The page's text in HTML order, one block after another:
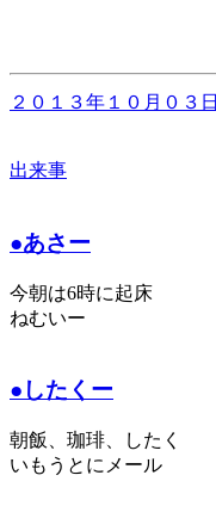
２０１３年１０月０３日
出来事
●あさー
今朝は6時に起床
ねむいー
●したくー
朝飯、珈琲、したく
いもうとにメール